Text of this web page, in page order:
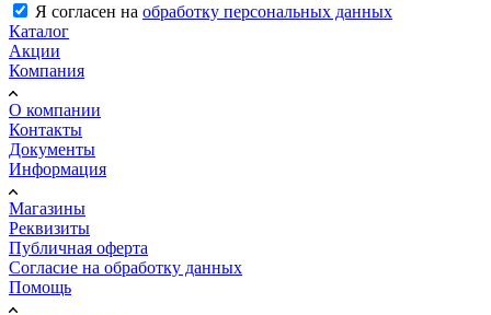
Я согласен на обработку персональных данных
Каталог
Акции
Компания
О компании
Контакты
Документы
Информация
Магазины
Реквизиты
Публичная оферта
Согласие на обработку данных
Помощь